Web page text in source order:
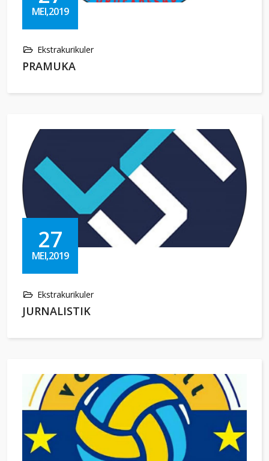
MEI,2019
Ekstrakurikuler
PRAMUKA
27
MEI,2019
Ekstrakurikuler
JURNALISTIK